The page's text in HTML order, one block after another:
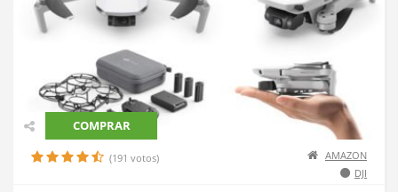
COMPRAR
(191 votos)
AMAZON
DJI